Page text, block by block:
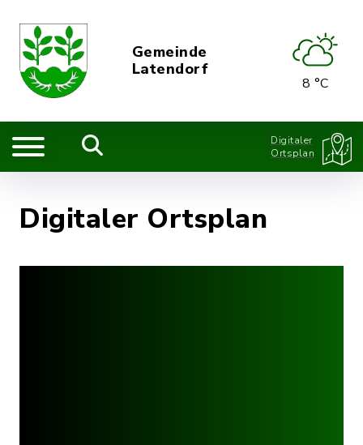
Gemeinde
Latendorf
8 °C
Digitaler
Ortsplan
Digitaler Ortsplan